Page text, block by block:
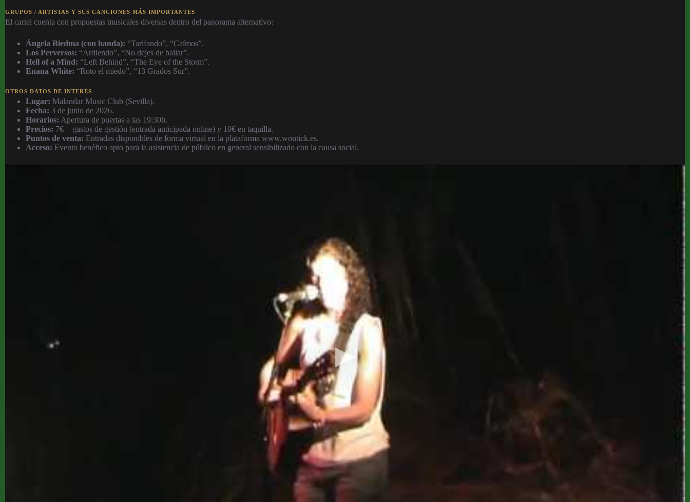
GRUPOS / ARTISTAS Y SUS CANCIONES MÁS IMPORTANTES
El cartel cuenta con propuestas musicales diversas dentro del panorama alternativo:
Ángela Biedma (con banda): “Tarifando”, “Caímos”.
Los Perversos: “Ardiendo”, “No dejes de bailar”.
Hell of a Mind: “Left Behind”, “The Eye of the Storm”.
Enana White: “Roto el miedo”, “13 Grados Sur”.
OTROS DATOS DE INTERÉS
Lugar: Malandar Music Club (Sevilla).
Fecha: 3 de junio de 2026.
Horarios: Apertura de puertas a las 19:30h.
Precios: 7€ + gastos de gestión (entrada anticipada online) y 10€ en taquilla.
Puntos de venta: Entradas disponibles de forma virtual en la plataforma www.woutick.es.
Acceso: Evento benéfico apto para la asistencia de público en general sensibilizado con la causa social.